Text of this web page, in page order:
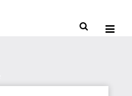
 